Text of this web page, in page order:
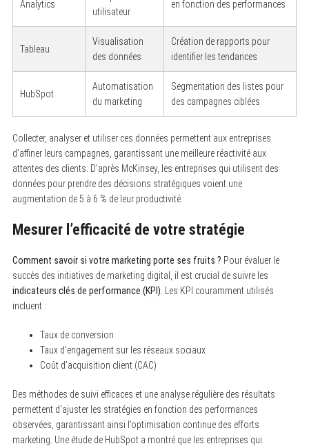
Analytics
utilisateur
en fonction des performances
Tableau
Visualisation
des données
Création de rapports pour
identifier les tendances
HubSpot
Automatisation
du marketing
Segmentation des listes pour
des campagnes ciblées
Collecter, analyser et utiliser ces données permettent aux entreprises
d’affiner leurs campagnes, garantissant une meilleure réactivité aux
attentes des clients. D’après McKinsey, les entreprises qui utilisent des
données pour prendre des décisions stratégiques voient une
augmentation de 5 à 6 % de leur productivité.
Mesurer l’efficacité de votre stratégie
Comment savoir si votre marketing porte ses fruits ? Pour évaluer le
succès des initiatives de marketing digital, il est crucial de suivre les
indicateurs clés de performance (KPI) . Les KPI couramment utilisés
incluent :
Taux de conversion
Taux d’engagement sur les réseaux sociaux
Coût d’acquisition client (CAC)
Des méthodes de suivi efficaces et une analyse régulière des résultats
permettent d’ajuster les stratégies en fonction des performances
observées, garantissant ainsi l’optimisation continue des efforts
marketing. Une étude de HubSpot a montré que les entreprises qui